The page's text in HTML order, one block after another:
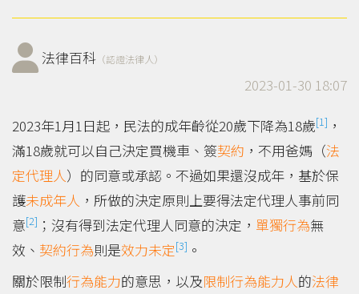
法律百科 （認證法律人）
2023-01-30 18:07
2023年1月1日起，民法的成年齡從20歲下降為18歲[1] ，
滿18歲就可以自己決定買機車、簽契約 ，不用爸媽（法
定代理人）的同意或承認。不過如果還沒成年，基於保
護未成年人 ，所做的決定原則上要得法定代理人事前同
意[2] ；沒有得到法定代理人同意的決定， 單獨行為無
效、 契約行為則是效力未定[3] 。
關於限制行為能力的意思，以及限制行為能力人的法律